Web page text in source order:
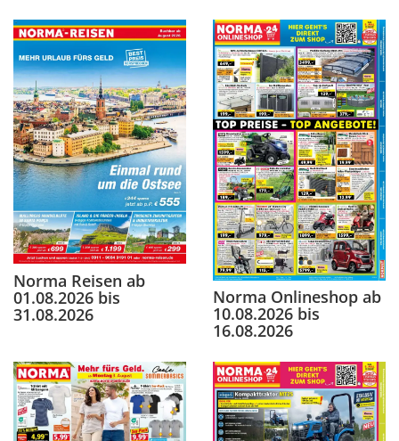
Norma Reisen ab
01.08.2026 bis
31.08.2026
Norma Onlineshop ab
10.08.2026 bis
16.08.2026